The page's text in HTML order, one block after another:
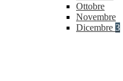
Ottobre
Novembre
Dicembre 3